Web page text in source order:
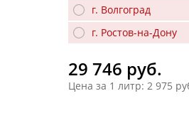
г. Волгоград
г. Ростов-на-Дону
29 746 руб.
Цена за 1 литр: 2 975